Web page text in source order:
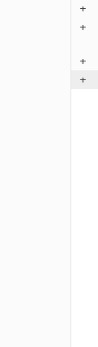
+
+
+
+